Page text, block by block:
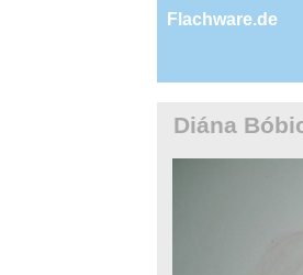
Flachware.de
Diána